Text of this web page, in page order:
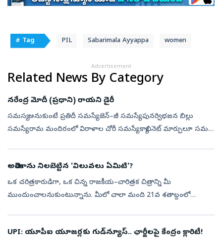
# Tag PIL Sabarimala Ayyappa women
Advertisement
Related News By Category
నరేంద్ర మోదీ (ప్రధాని) రాయని డైరీ
సమస్య అనుకుంటే ప్రతిదీ సమస్యే. జెన్‌–జీ సమస్యే. పునర్విభజన బిల్లు
సమస్యే. రామ మందిరంలో విరాళాల చోరీ సమస్యే. క్యాబినెట్‌ మార్పులూ సమస్యే.
అమెరికాను నిలబెట్టిన 'విలువలు ఏమిటి'?
ఒక చరిత్రకారుడిగా, ఒక చిన్న రాజకీయ–చారిత్రక చిత్రాన్ని మీ
ముందుంచాలనుకుంటున్నాను. మీలో చాలా మంది 21వ శతాబ్దంలో
UPI: యూపీఐ యూజర్లకు గుడ్‌న్యూస్.. ఛార్జీలపై కేంద్రం క్లారిటీ!